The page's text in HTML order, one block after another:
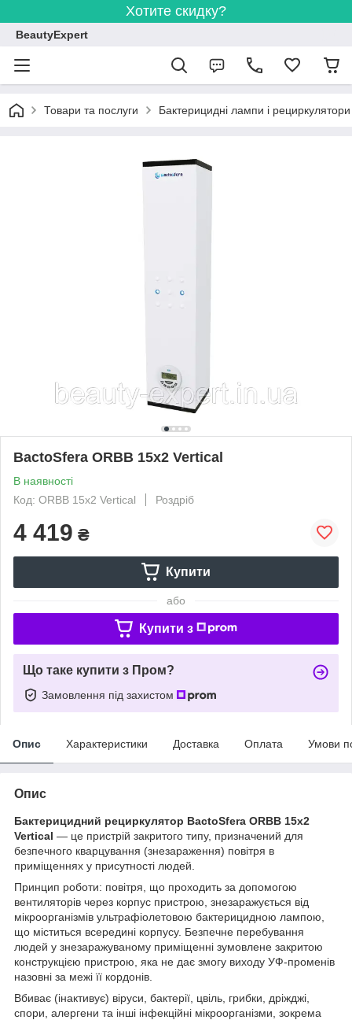
Хотите скидку?
BeautyExpert
Товари та послуги Бактерицидні лампи і рециркулятори
BactoSfera ORBB 15x2 Vertical
В наявності
Код: ORBB 15х2 Vertical
Роздріб
4 419 ₴
Купити
або
Купити з
Що таке купити з Пром?
Замовлення під захистом
Опис Характеристики Доставка Оплата Умови
Опис
Бактерицидний рециркулятор BactoSfera ORBB 15x2
Vertical — це пристрій закритого типу, призначений для
безпечного кварцування (знезараження) повітря в
приміщеннях у присутності людей.
Принцип роботи: повітря, що проходить за допомогою
вентиляторів через корпус пристрою, знезаражується від
мікроорганізмів ультрафіолетовою бактерицидною лампою,
що міститься всередині корпусу. Безпечне перебування
людей у знезаражуваному приміщенні зумовлене закритою
конструкцією пристрою, яка не дає змогу виходу УФ-променів
назовні за межі її кордонів.
Вбиває (інактивує) віруси, бактерії, цвіль, грибки, дріжджі,
спори, алергени та інші інфекційні мікроорганізми, зокрема